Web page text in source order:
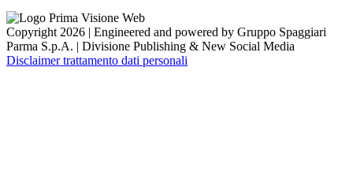
Copyright 2026 | Engineered and powered by Gruppo Spaggiari
Parma S.p.A. | Divisione Publishing & New Social Media
Disclaimer trattamento dati personali